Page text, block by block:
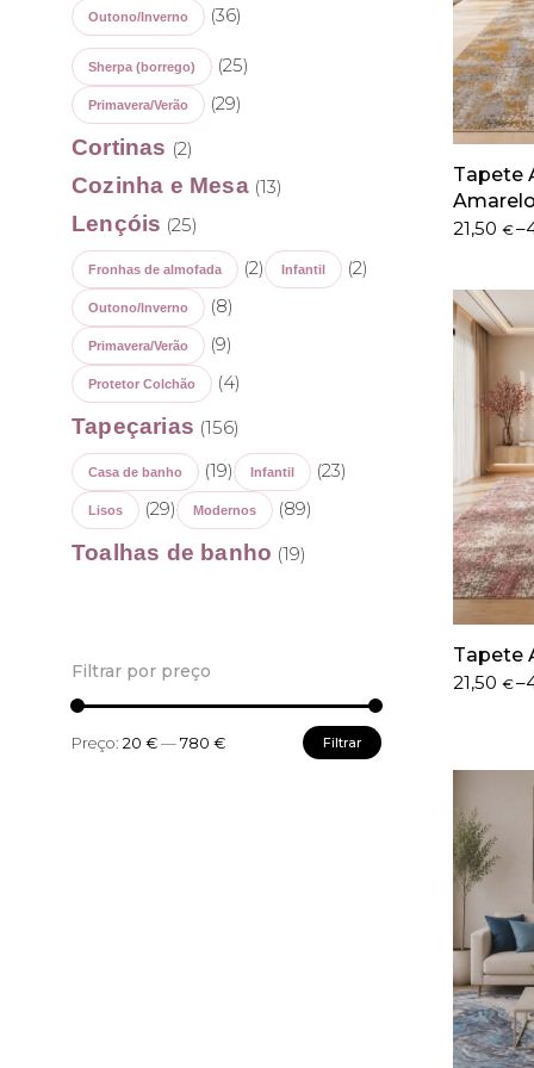
Tapete
Amarelo
21,50 €–
Price
through
402,50 €
Tapete
21,50 €–
Price
402,50 €
Outono/Inverno (36)
Sherpa (borrego) (25)
Primavera/Verão (29)
Cortinas (2)
Cozinha e Mesa (13)
Lençóis (25)
Fronhas de almofada (2) Infantil (2)
Outono/Inverno (8)
Primavera/Verão (9)
Protetor Colchão (4)
Tapeçarias (156)
Casa de banho (19) Infantil (23)
Lisos (29) Modernos (89)
Toalhas de banho (19)
Filtrar por preço
Preço
Preço
Filtrar
Preço: 20 € — 780 €